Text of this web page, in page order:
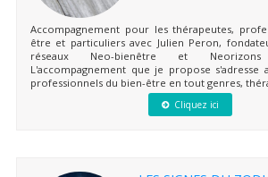
Accompagnement pour les thérapeutes,
être et particuliers avec Julien Peron,
réseaux Neo-bienêtre et
L'accompagnement que je propose s'adresse
professionnels du bien-être en tout genres,
Cliquez ici